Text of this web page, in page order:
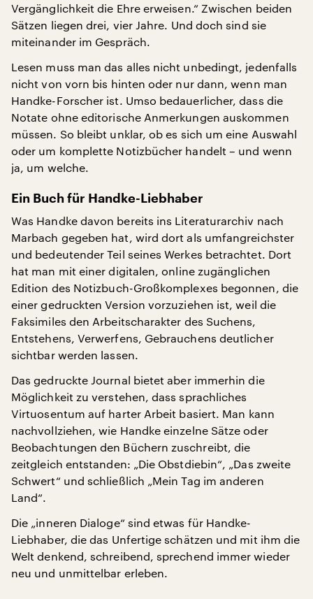
Vergänglichkeit die Ehre erweisen.“ Zwischen beiden
Sätzen liegen drei, vier Jahre. Und doch sind sie
miteinander im Gespräch.
Lesen muss man das alles nicht unbedingt, jedenfalls
nicht von vorn bis hinten oder nur dann, wenn man
Handke-Forscher ist. Umso bedauerlicher, dass die
Notate ohne editorische Anmerkungen auskommen
müssen. So bleibt unklar, ob es sich um eine Auswahl
oder um komplette Notizbücher handelt – und wenn
ja, um welche.
Ein Buch für Handke-Liebhaber
Was Handke davon bereits ins Literaturarchiv nach
Marbach gegeben hat, wird dort als umfangreichster
und bedeutender Teil seines Werkes betrachtet. Dort
hat man mit einer digitalen, online zugänglichen
Edition des Notizbuch-Großkomplexes begonnen, die
einer gedruckten Version vorzuziehen ist, weil die
Faksimiles den Arbeitscharakter des Suchens,
Entstehens, Verwerfens, Gebrauchens deutlicher
sichtbar werden lassen.
Das gedruckte Journal bietet aber immerhin die
Möglichkeit zu verstehen, dass sprachliches
Virtuosentum auf harter Arbeit basiert. Man kann
nachvollziehen, wie Handke einzelne Sätze oder
Beobachtungen den Büchern zuschreibt, die
zeitgleich entstanden: „Die Obstdiebin“, „Das zweite
Schwert“ und schließlich „Mein Tag im anderen
Land“.
Die „inneren Dialoge“ sind etwas für Handke-
Liebhaber, die das Unfertige schätzen und mit ihm die
Welt denkend, schreibend, sprechend immer wieder
neu und unmittelbar erleben.